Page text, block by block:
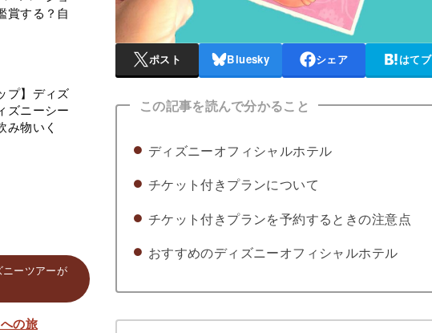
ポスト Bluesky シェア はてブ
この記事を読んで分かること
ディズニーオフィシャルホテル
チケット付きプランについて
チケット付きプランを予約するときの注意点
おすすめのディズニーオフィシャルホテル
賞する？自
プ】ディズ
ズニーシー
み物いく
ーツアーが
の旅